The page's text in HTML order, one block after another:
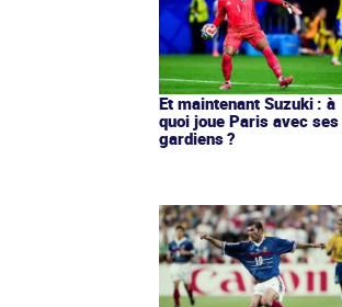
Et maintenant Suzuki : à
quoi joue Paris avec ses
gardiens ?